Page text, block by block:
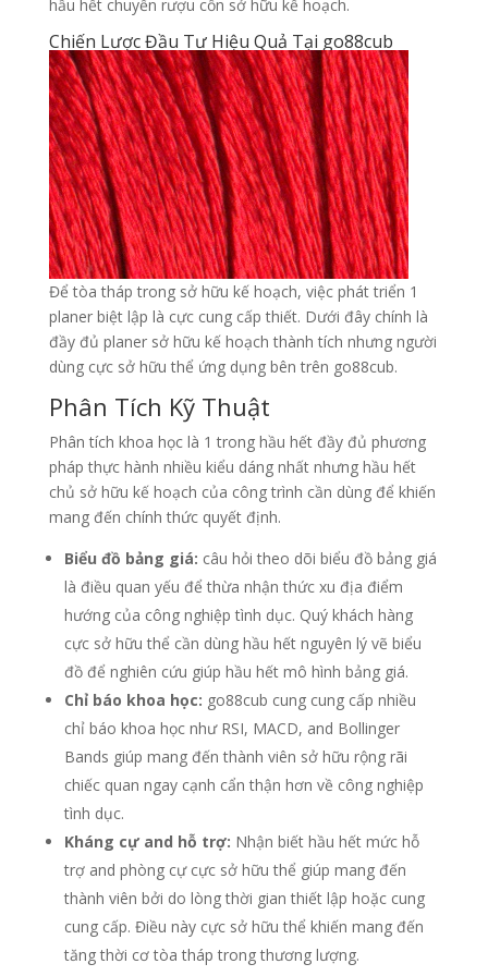
hầu hết chuyển rượu cồn sở hữu kế hoạch.
Chiến Lược Đầu Tư Hiệu Quả Tại go88cub
Để tòa tháp trong sở hữu kế hoạch, việc phát triển 1
planer biệt lập là cực cung cấp thiết. Dưới đây chính là
đầy đủ planer sở hữu kế hoạch thành tích nhưng người
dùng cực sở hữu thể ứng dụng bên trên go88cub.
Phân Tích Kỹ Thuật
Phân tích khoa học là 1 trong hầu hết đầy đủ phương
pháp thực hành nhiều kiểu dáng nhất nhưng hầu hết
chủ sở hữu kế hoạch của công trình cần dùng để khiến
mang đến chính thức quyết định.
Biểu đồ bảng giá: câu hỏi theo dõi biểu đồ bảng giá
là điều quan yếu để thừa nhận thức xu địa điểm
hướng của công nghiệp tình dục. Quý khách hàng
cực sở hữu thể cần dùng hầu hết nguyên lý vẽ biểu
đồ để nghiên cứu giúp hầu hết mô hình bảng giá.
Chỉ báo khoa học: go88cub cung cung cấp nhiều
chỉ báo khoa học như RSI, MACD, and Bollinger
Bands giúp mang đến thành viên sở hữu rộng rãi
chiếc quan ngay cạnh cẩn thận hơn về công nghiệp
tình dục.
Kháng cự and hỗ trợ: Nhận biết hầu hết mức hỗ
trợ and phòng cự cực sở hữu thể giúp mang đến
thành viên bởi do lòng thời gian thiết lập hoặc cung
cung cấp. Điều này cực sở hữu thể khiến mang đến
tăng thời cơ tòa tháp trong thương lượng.